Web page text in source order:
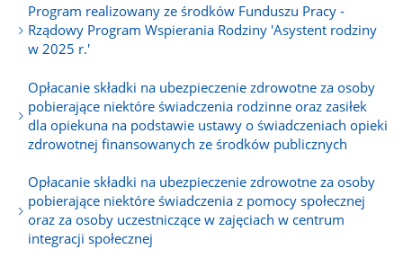
Program realizowany ze środków Funduszu Pracy -
Rządowy Program Wspierania Rodziny 'Asystent rodziny
w 2025 r.'
Opłacanie składki na ubezpieczenie zdrowotne za osoby
pobierające niektóre świadczenia rodzinne oraz zasiłek
dla opiekuna na podstawie ustawy o świadczeniach opieki
zdrowotnej finansowanych ze środków publicznych
Opłacanie składki na ubezpieczenie zdrowotne za osoby
pobierające niektóre świadczenia z pomocy społecznej
oraz za osoby uczestniczące w zajęciach w centrum
integracji społecznej